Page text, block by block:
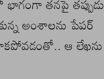
అంశాలను పేపర్
ఆ లేఖను